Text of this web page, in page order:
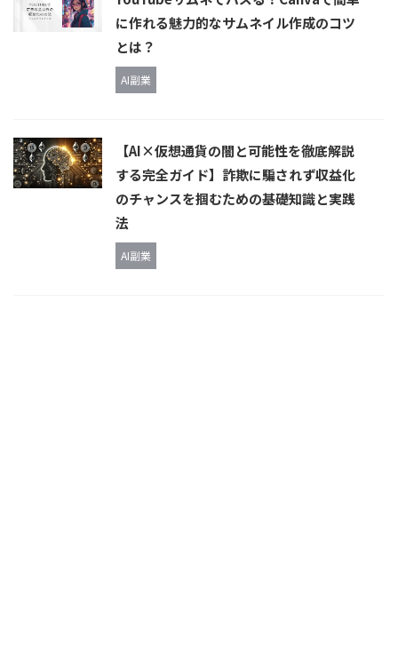
に作れる魅力的なサムネイル作成のコツ
とは？
AI副業
【AI×仮想通貨の闇と可能性を徹底解説
する完全ガイド】詐欺に騙されず収益化
のチャンスを掴むための基礎知識と実践
法
AI副業